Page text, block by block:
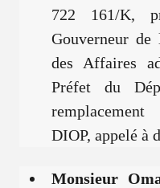
722 161/K,
Gouverneur
des Affaires
Préfet du
DIOP, appelé à
Monsieur